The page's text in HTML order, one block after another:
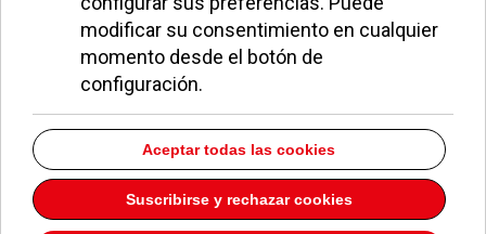
El Aguas de Valencia que fue superior en la primera
mitad, se vino abajo en el tercer cuarto ante un
Pozuelo pletórico y con grandes ideas.
Durante los primeros minutos la tensión invadía a
público y jugadores que no podían quitarse de la
cabeza lo mucho que estaba en juego. Las